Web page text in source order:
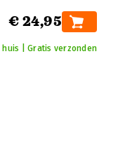
€ 24,95
| Gratis verzonden